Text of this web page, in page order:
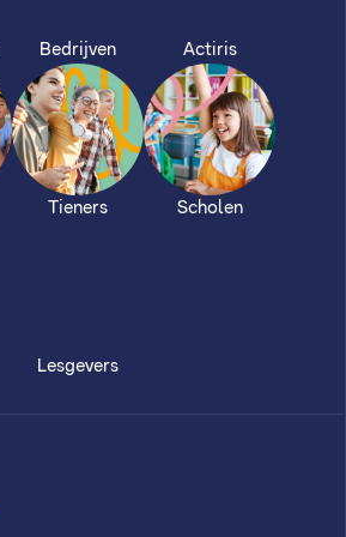
Bedrijven Actiris
Tieners Scholen
Lesgevers